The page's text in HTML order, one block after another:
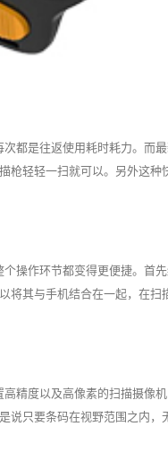
都是往返使用耗时耗力。而
轻轻一扫就可以。另外这
操作环节都变得更便捷。首
将其与手机结合在一起，在
精度以及高像素的扫描摄像
只要条码在视野范围之内